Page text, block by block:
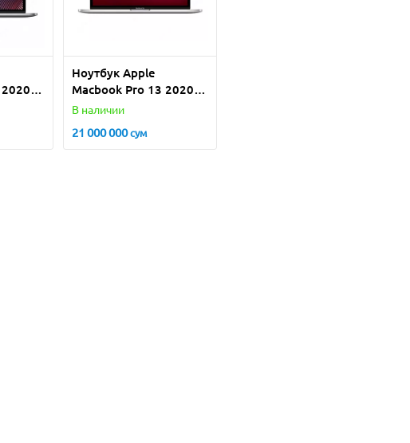
Ноутбук Apple
Macbook Pro 13 2020
M1/8/1TB
В наличии
21 000 000сум